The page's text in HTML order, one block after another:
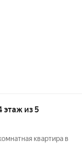
этаж из 5
квартира в